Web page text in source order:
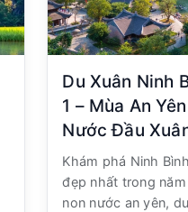
Du Xuân Ninh
1 – Mùa An
Nước Đầu
Khám phá Ninh
đẹp nhất trong
non nước an yên,